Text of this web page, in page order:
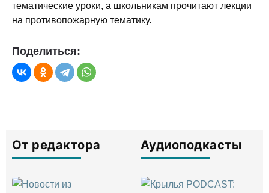
тематические уроки, а школьникам прочитают лекции
на противопожарную тематику.
Поделиться:
От редактора Аудиоподкасты